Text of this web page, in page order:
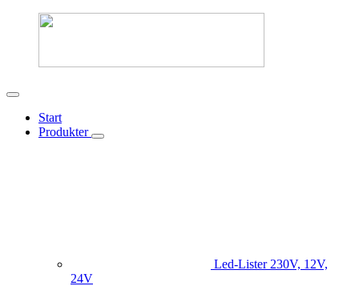
Start
Produkter
Led-Lister 230V, 12V,
24V